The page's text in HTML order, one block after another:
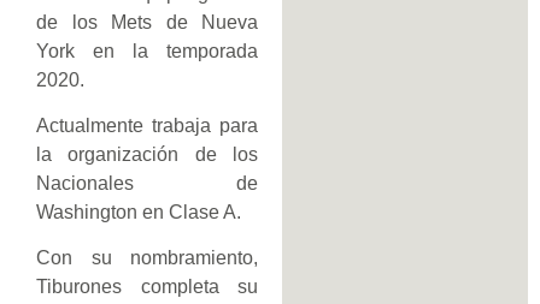
de los Mets de Nueva
York en la temporada
2020.
Actualmente trabaja para
la organización de los
Nacionales de
Washington en Clase A.
Con su nombramiento,
Tiburones completa su